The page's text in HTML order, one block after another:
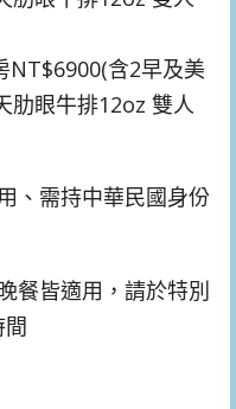
NT$6900(含2早及美
肋眼牛排12oz 雙人
、需持中華民國身份
餐皆適用，請於特別